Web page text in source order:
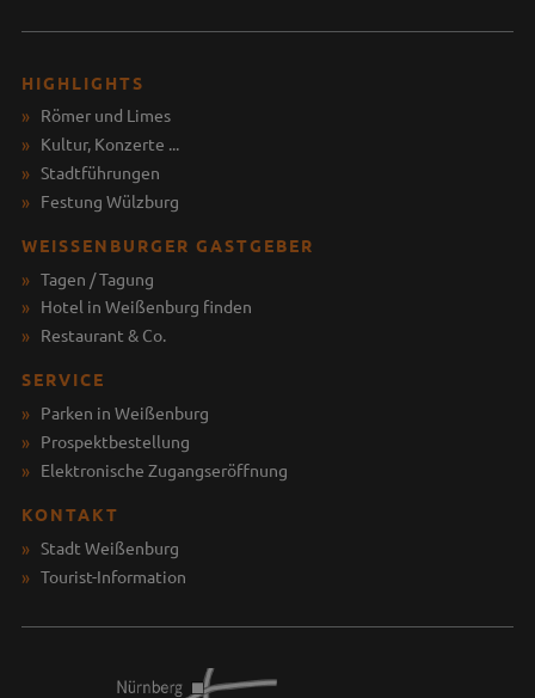
HIGHLIGHTS
Römer und Limes
Kultur, Konzerte ...
Stadtführungen
Festung Wülzburg
WEISSENBURGER GASTGEBER
Tagen / Tagung
Hotel in Weißenburg finden
Restaurant & Co.
SERVICE
Parken in Weißenburg
Prospektbestellung
Elektronische Zugangseröffnung
KONTAKT
Stadt Weißenburg
Tourist-Information